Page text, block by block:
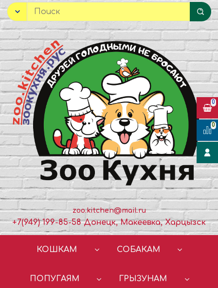
zoo.kitchen@mail.ru
+7(949) 199-85-58 Донецк, Макеевка, Харцызск
КОШКАМ СОБАКАМ
ПОПУГАЯМ ГРЫЗУНАМ
0
0